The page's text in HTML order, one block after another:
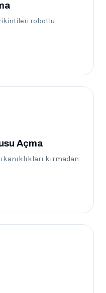
robotlu
Açma
kırmadan